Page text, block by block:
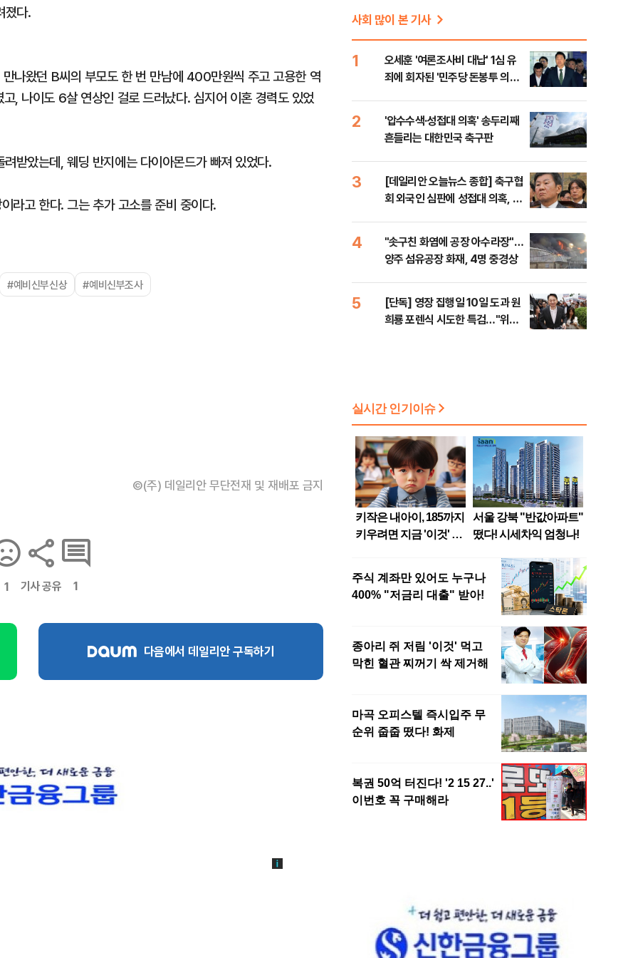
졌다.
나왔던 B씨의 부모도 한 번 만남에 400만원씩 주고 고용한 역
, 나이도 6살 연상인 걸로 드러났다. 심지어 이혼 경력도 있었
받았는데, 웨딩 반지에는 다이아몬드가 빠져 있었다.
라고 한다. 그는 추가 고소를 준비 중이다.
#예비신부신상 #예비신부조사
©(주) 데일리안 무단전재 및 재배포 금지
1 기사 공유 1
다음에서 데일리안 구독하기
사회 많이 본 기사
1
오세훈 '여론조사비 대납' 1심 유
죄에 회자된 '민주당 돈봉투 의
2
'압수수색·성접대 의혹' 송두리째
흔들리는 대한민국 축구판
3
[데일리안 오늘뉴스 종합] 축구협
회 외국인 심판에 성접대 의혹, 李
이닉스 프리마켓 시초가 논란 재
점화, 김민석 "과반 승리 가능성
99%" 등
4
"솟구친 화염에 공장 아수라장"…
양주 섬유공장 화재, 4명 중경상
5
[단독] 영장 집행일 10일 도과 원
희룡 포렌식 시도한 특검…"위법